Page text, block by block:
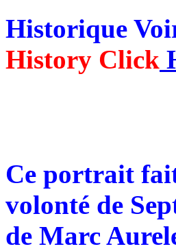
Historique
History Click
Ce portrait
volonté de
de Marc